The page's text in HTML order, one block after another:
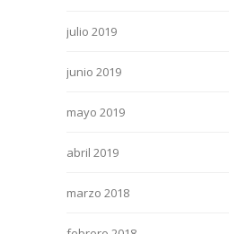
julio 2019
junio 2019
mayo 2019
abril 2019
marzo 2018